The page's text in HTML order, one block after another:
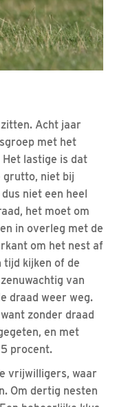
Acht jaar
met het
lastige is dat
grutto, niet bij
niet een heel
het moet om
in overleg met de
om het nest af
tijd kijken of de
van
draad weer weg.
zonder draad
en met
procent.
vrijwilligers, waar
Om dertig nesten